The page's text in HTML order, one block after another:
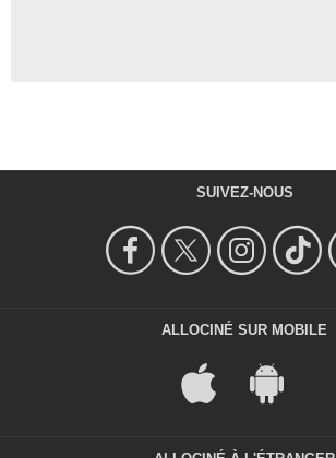
SUIVEZ-NOUS
ALLOCINÉ SUR MOBILE